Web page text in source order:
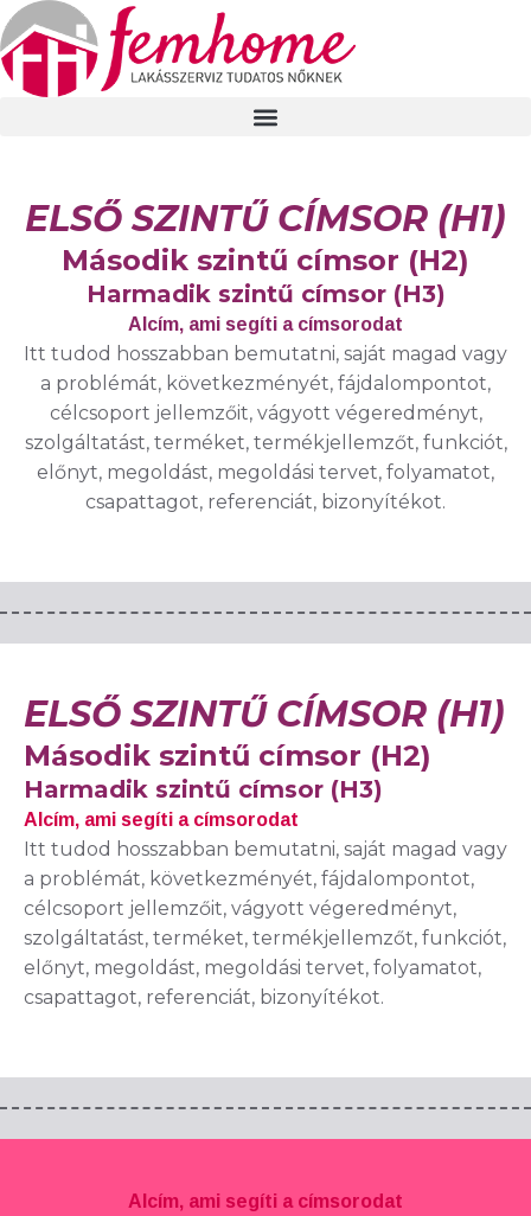
ELSŐ SZINTŰ CÍMSOR (H1)
Második szintű címsor (H2)
Harmadik szintű címsor (H3)
Alcím, ami segíti a címsorodat
Itt tudod hosszabban bemutatni, saját magad vagy
a problémát, következményét, fájdalompontot,
célcsoport jellemzőit, vágyott végeredményt,
szolgáltatást, terméket, termékjellemzőt, funkciót,
előnyt, megoldást, megoldási tervet, folyamatot,
csapattagot, referenciát, bizonyítékot.
ELSŐ SZINTŰ CÍMSOR (H1)
Második szintű címsor (H2)
Harmadik szintű címsor (H3)
Alcím, ami segíti a címsorodat
Itt tudod hosszabban bemutatni, saját magad vagy
a problémát, következményét, fájdalompontot,
célcsoport jellemzőit, vágyott végeredményt,
szolgáltatást, terméket, termékjellemzőt, funkciót,
előnyt, megoldást, megoldási tervet, folyamatot,
csapattagot, referenciát, bizonyítékot.
Alcím, ami segíti a címsorodat